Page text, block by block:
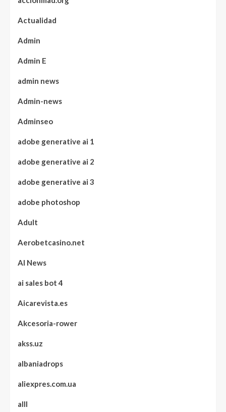
Actualidad
Admin
Admin E
admin news
Admin-news
Adminseo
adobe generative ai 1
adobe generative ai 2
adobe generative ai 3
adobe photoshop
Adult
Aerobetcasino.net
AI News
ai sales bot 4
Aicarevista.es
Akcesoria-rower
akss.uz
albaniadrops
aliexpres.com.ua
alll